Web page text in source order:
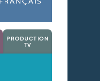
PRODUCTION
TV